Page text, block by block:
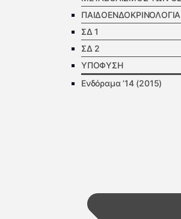
ΠΑΙΔΟΕΝΔΟΚΡΙΝΟΛΟΓΙΑ
ΣΔ 1
ΣΔ 2
ΥΠΟΦΥΣΗ
Ενδόραμα ’14 (2015)